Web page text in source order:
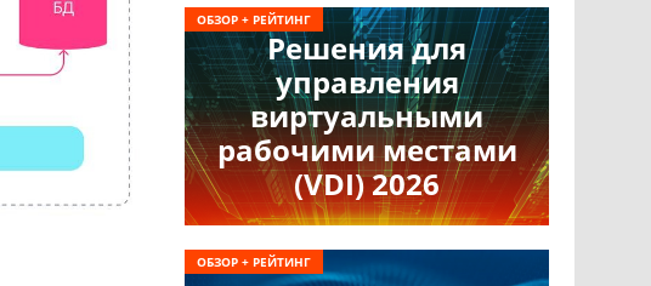
Решения для
управления
виртуальными
рабочими местами
(VDI) 2026
ОБЗОР + РЕЙТИНГ
ОБЗОР + РЕЙТИНГ